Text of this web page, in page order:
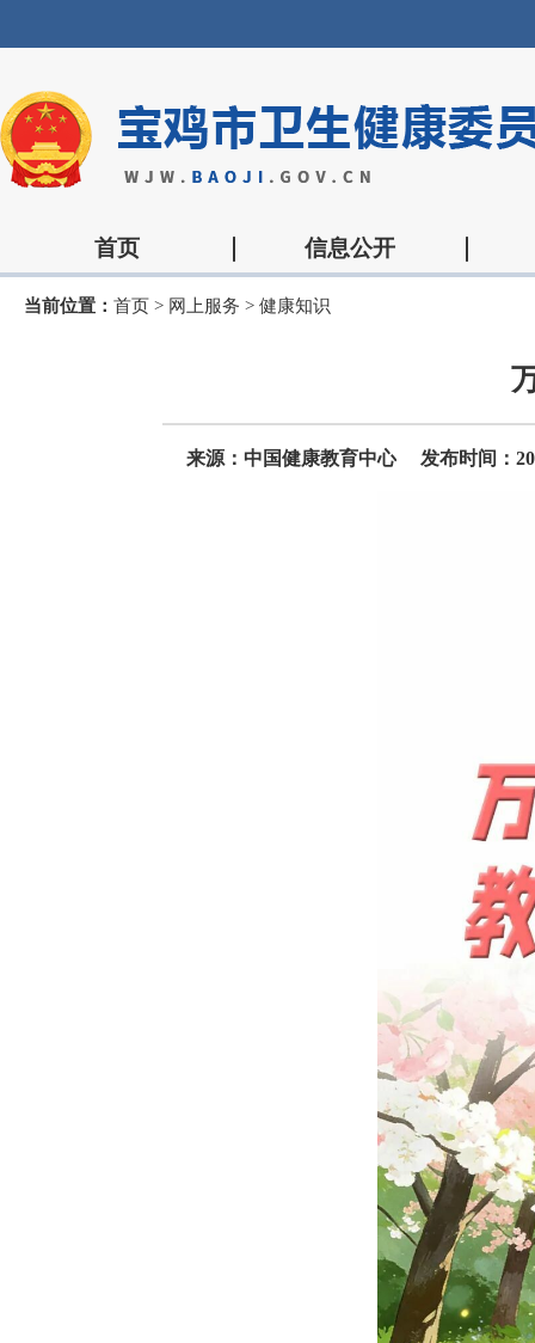
首页 信息公开
当前位置： 首页 > 网上服务 > 健康知识
来源：中国健康教育中心 发布时间：